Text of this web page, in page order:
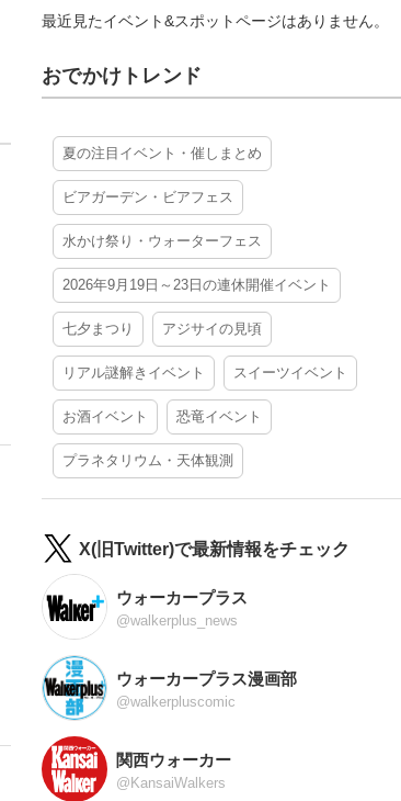
最近見たイベント&スポットページはありません。
おでかけトレンド
夏の注目イベント・催しまとめ
ビアガーデン・ビアフェス
水かけ祭り・ウォーターフェス
2026年9月19日～23日の連休開催イベント
七夕まつり アジサイの見頃
リアル謎解きイベント スイーツイベント
お酒イベント 恐竜イベント
プラネタリウム・天体観測
X(旧Twitter)で最新情報をチェック
ウォーカープラス
@walkerplus_news
ウォーカープラス漫画部
@walkerpluscomic
関西ウォーカー
@KansaiWalkers